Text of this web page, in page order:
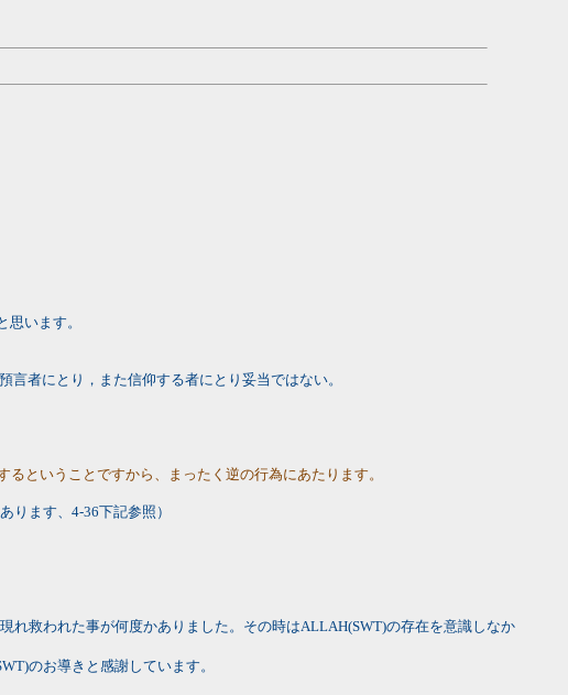
います。
者にとり，また信仰する者にとり妥当ではない。
ということですから、まったく逆の行為にあたります。
ります、4-36下記参照）
救われた事が何度かありました。その時はALLAH(SWT)の存在を意識しなか
のお導きと感謝しています。